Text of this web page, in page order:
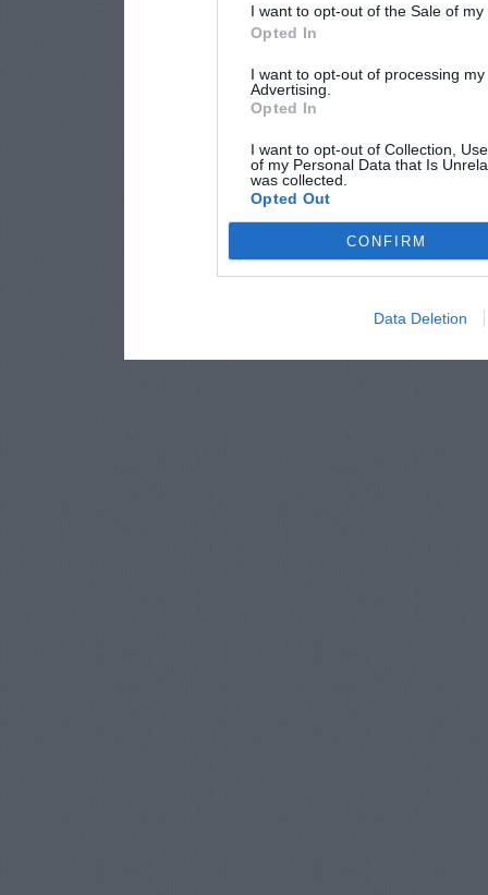
I want to opt-out of the Sale of
Opted In
I want to opt-out of processing
Advertising.
Opted In
I want to opt-out of Collection,
of my Personal Data that Is
was collected.
Opted Out
CONFIRM
Data Deletion